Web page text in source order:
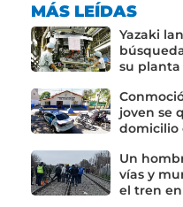
MÁS LEÍDAS
Yazaki
su planta
joven se
domicilio
Un
vías y
el tren en